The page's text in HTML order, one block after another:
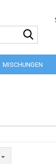
MISCHUNGEN